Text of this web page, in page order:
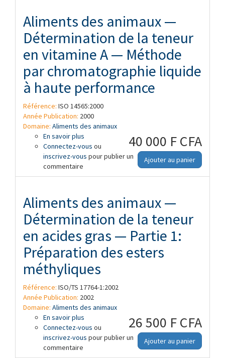
Aliments des animaux —
Détermination de la teneur
en vitamine A — Méthode
par chromatographie liquide
à haute performance
Référence: ISO 14565:2000
Année Publication: 2000
Domaine: Aliments des animaux
40 000 F CFA
Ajouter au panier
En savoir plus à propos de Aliments des animaux —
Détermination de la teneur en vitamine A
— Méthode par chromatographie liquide
à haute performance
Connectez-vous ou
inscrivez-vous pour publier un
commentaire
Aliments des animaux —
Détermination de la teneur
en acides gras — Partie 1:
Préparation des esters
méthyliques
Référence: ISO/TS 17764-1:2002
Année Publication: 2002
Domaine: Aliments des animaux
26 500 F CFA
Ajouter au panier
En savoir plus à propos de Aliments des animaux —
Détermination de la teneur en acides
gras — Partie 1: Préparation des esters
Connectez-vous ou
inscrivez-vous pour publier un
commentaire